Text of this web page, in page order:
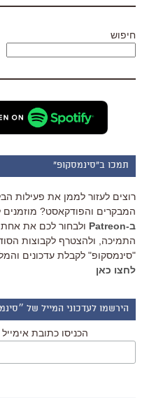
חיפוש
תמכו ב"סינמסקופ"
רוצים לעזור לממן את פעילות
המבקרים והפודקאסט? מוזמנים
ב-Patreon
ולבחור לכם את
התמיכה, ולהצטרף לקבוצות
"סינמסקופ" לקבלת עדכונים
לחצו כאן
הירשמו לעדכוני המייל של
הכניסו כתובת